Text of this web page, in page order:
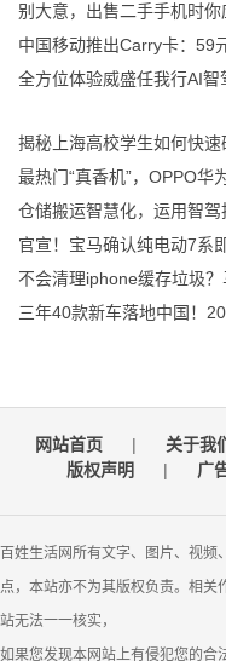
别大意，出售二手手机时你
中国移动推出Carry卡：59
全方位体验威盛任我行AI智
揭秘上海高校学生如何快
最热门“真香机”，OPPO华
仓储搬运智慧化，运用智
官宣！宝马确认纯电动7系
不会清理iphone缓存垃圾
三年40款新车落地中国！
网站首页 | 关于我
版权声明
| 广
百姓生活网所有文字、图片、视
点，本站亦不为其版权负责。相关
站无法一一核实，
如果您发现本网站上有侵犯您的合